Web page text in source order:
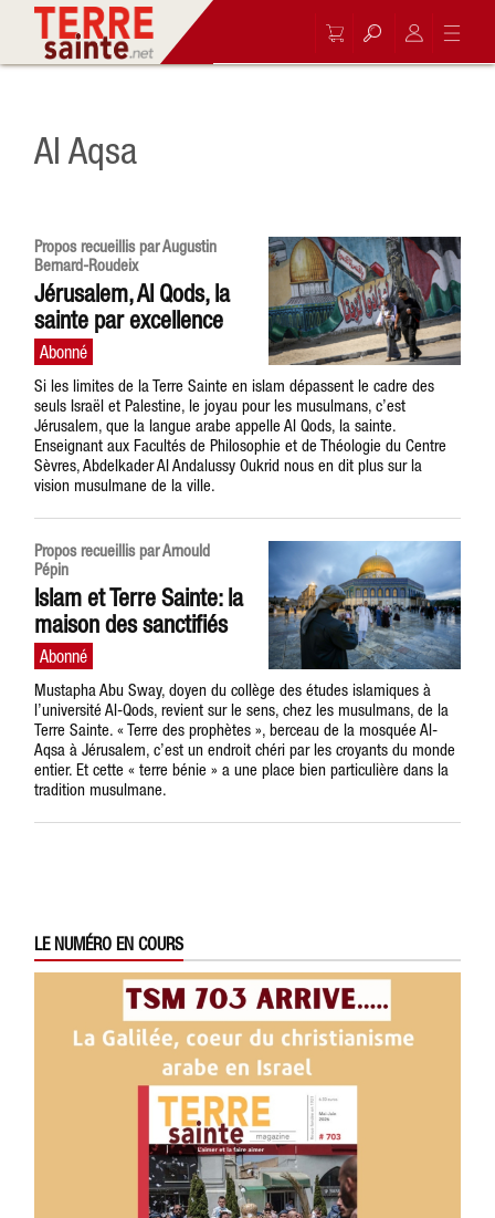
Al Aqsa
Propos recueillis par Augustin
Bernard-Roudeix
Jérusalem, Al Qods, la
sainte par excellence
Si les limites de la Terre Sainte en islam dépassent le cadre des
seuls Israël et Palestine, le joyau pour les musulmans, c’est
Jérusalem, que la langue arabe appelle Al Qods, la sainte.
Enseignant aux Facultés de Philosophie et de Théologie du Centre
Sèvres, Abdelkader Al Andalussy Oukrid nous en dit plus sur la
vision musulmane de la ville.
Propos recueillis par Arnould
Pépin
Islam et Terre Sainte: la
maison des sanctifiés
Mustapha Abu Sway, doyen du collège des études islamiques à
l’université Al-Qods, revient sur le sens, chez les musulmans, de la
Terre Sainte. « Terre des prophètes », berceau de la mosquée Al-
Aqsa à Jérusalem, c’est un endroit chéri par les croyants du monde
entier. Et cette « terre bénie » a une place bien particulière dans la
tradition musulmane.
LE NUMÉRO EN COURS